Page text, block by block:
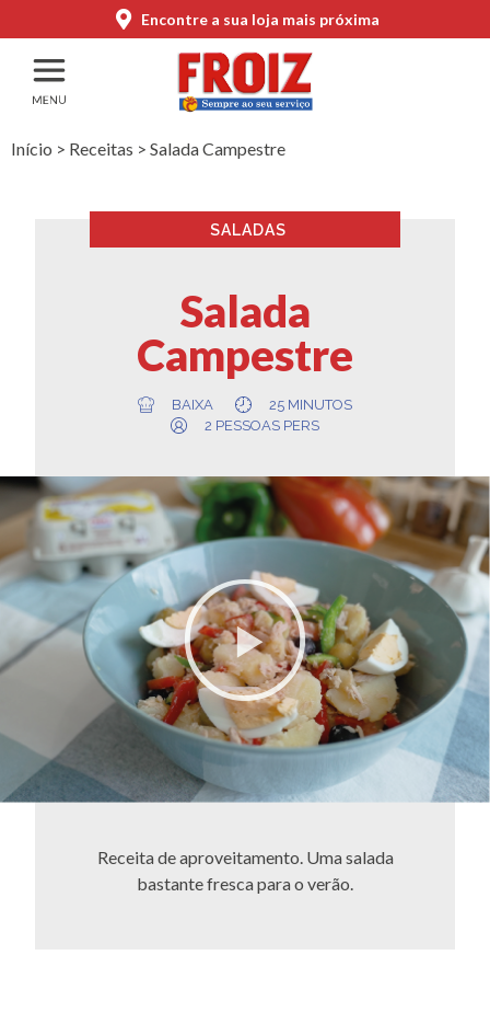
Encontre a sua loja mais próxima
Início > Receitas > Salada Campestre
SALADAS
Salada
Campestre
BAIXA
25 MINUTOS
2 PESSOAS PERS
Receita de aproveitamento. Uma salada
bastante fresca para o verão.